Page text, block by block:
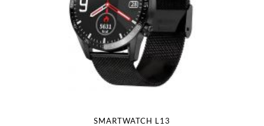
SMARTWATCH L13